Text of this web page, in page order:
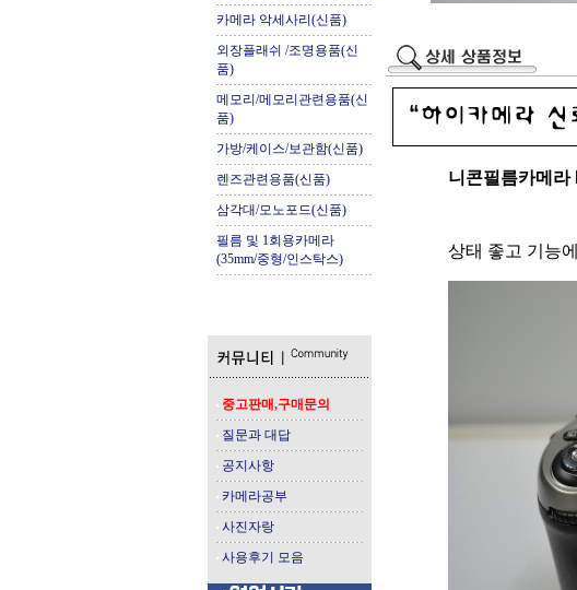
카메라 악세사리(신품)
외장플래쉬 /조명용품(신
품)
메모리/메모리관련용품(신
품)
가방/케이스/보관함(신품)
렌즈관련용품(신품)
삼각대/모노포드(신품)
필름 및 1회용카메라
(35mm/중형/인스탁스)
중고판매,구매문의
질문과 대답
공지사항
카메라공부
사진자랑
사용후기 모음
니콘필름카메라
상태 좋고 기능